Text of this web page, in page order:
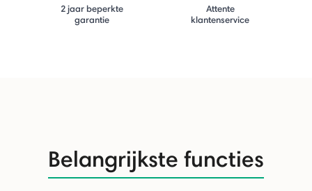
2 jaar beperkte
garantie
Attente
klantenservice
Belangrijkste functies